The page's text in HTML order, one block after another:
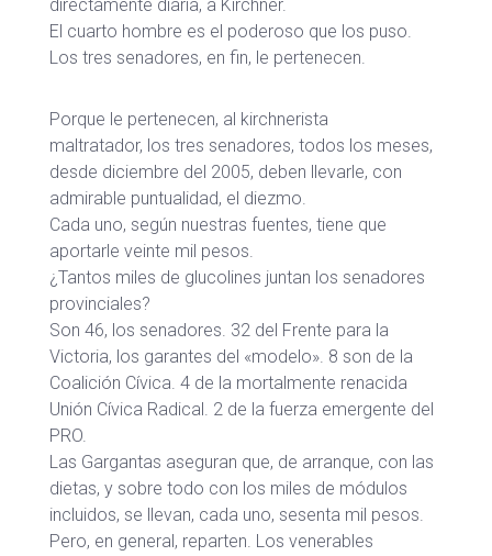
directamente diaria, a Kirchner.
El cuarto hombre es el poderoso que los puso.
Los tres senadores, en fin, le pertenecen.
Porque le pertenecen, al kirchnerista
maltratador, los tres senadores, todos los meses,
desde diciembre del 2005, deben llevarle, con
admirable puntualidad, el diezmo.
Cada uno, según nuestras fuentes, tiene que
aportarle veinte mil pesos.
¿Tantos miles de glucolines juntan los senadores
provinciales?
Son 46, los senadores. 32 del Frente para la
Victoria, los garantes del «modelo». 8 son de la
Coalición Cívica. 4 de la mortalmente renacida
Unión Cívica Radical. 2 de la fuerza emergente del
PRO.
Las Gargantas aseguran que, de arranque, con las
dietas, y sobre todo con los miles de módulos
incluidos, se llevan, cada uno, sesenta mil pesos.
Pero, en general, reparten. Los venerables